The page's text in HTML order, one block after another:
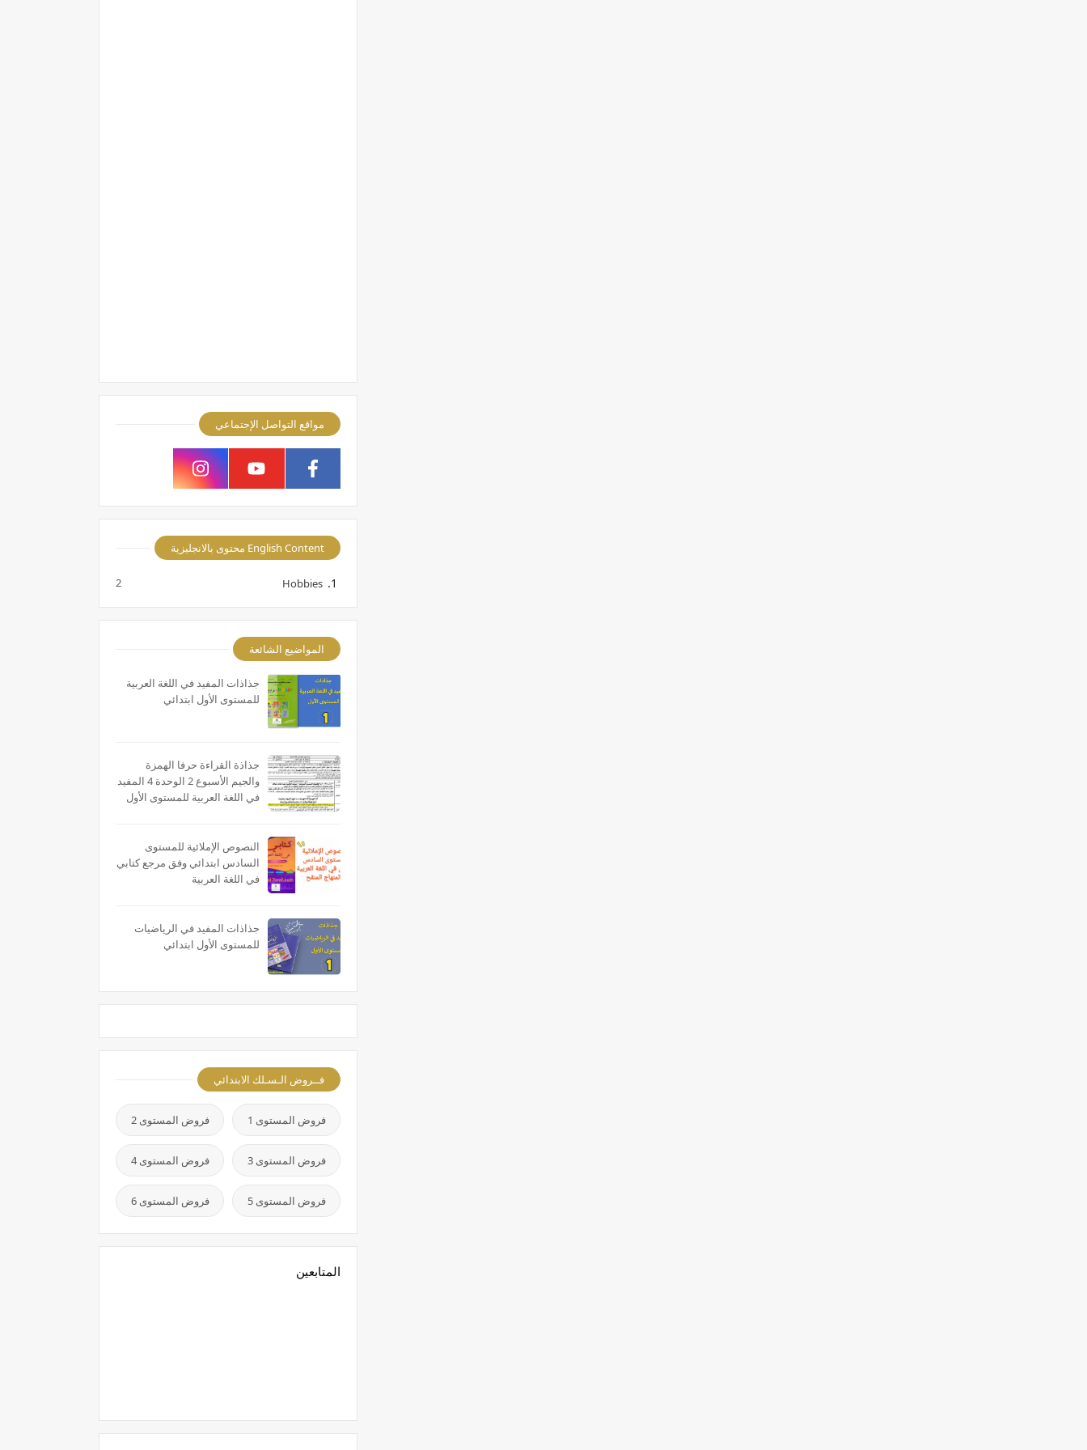
مواقع التواصل الإجتماعي
English Content محتوى بالانجليزية
Hobbies
2
المواضيع الشائعة
جذاذات المفيد في اللغة العربية
للمستوى الأول ابتدائي
جذاذة القراءة حرفا الهمزة
والجيم الأسبوع 2 الوحدة 4 المفيد
في اللغة العربية للمستوى الأول
النصوص الإملائية للمستوى
السادس ابتدائي وفق مرجع كتابي
في اللغة العربية
جذاذات المفيد في الرياضيات
للمستوى الأول ابتدائي
فــروض الـسـلك الابتدائي
فروض المستوى 1 فروض المستوى 2
فروض المستوى 3 فروض المستوى 4
فروض المستوى 5 فروض المستوى 6
المتابعين